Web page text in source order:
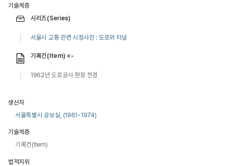
기술계층
시리즈(Series)
서울시 교통 관련 시정사진 : 도로와 터널
기록건(Item) <-
1962년 도로공사 현장 전경
생산자
서울특별시 공보실, (1961~1974)
기술계층
기록건(Item)
법적지위